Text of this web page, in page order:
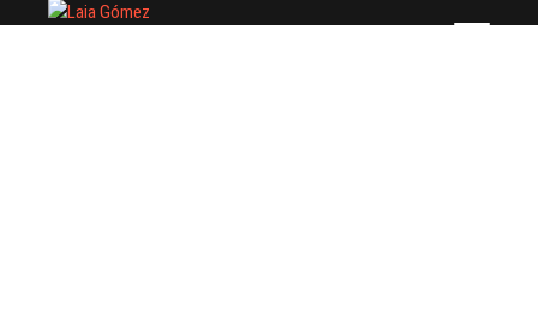
Laia Gómez
FASHION STYLIST